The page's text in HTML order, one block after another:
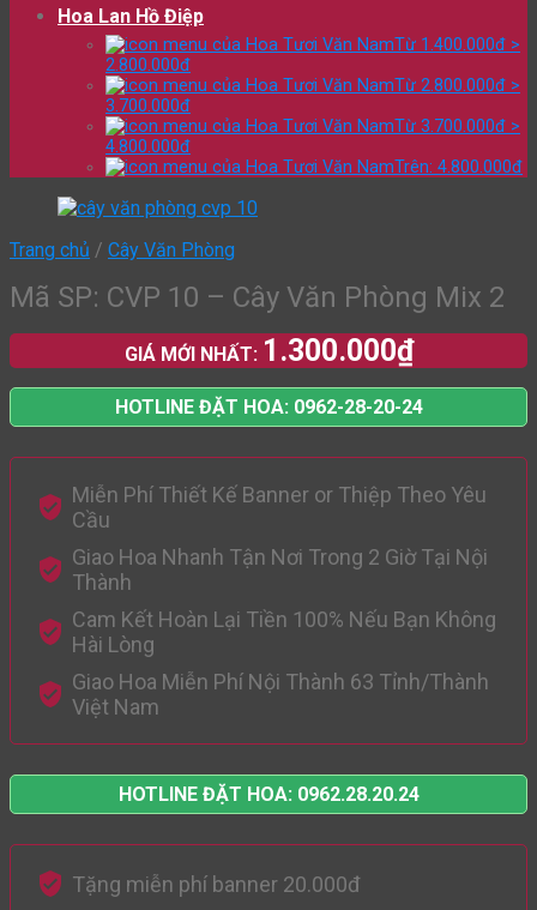
Hoa Lan Hồ Điệp
Từ 1.400.000đ >
2.800.000đ
Từ 2.800.000đ >
3.700.000đ
Từ 3.700.000đ >
4.800.000đ
Trên: 4.800.000đ
Trang chủ / Cây Văn Phòng
Mã SP: CVP 10 – Cây Văn Phòng Mix 2
GIÁ MỚI NHẤT: 1.300.000₫
HOTLINE ĐẶT HOA: 0962-28-20-24
Miễn Phí Thiết Kế Banner or Thiệp Theo Yêu
Cầu
Giao Hoa Nhanh Tận Nơi Trong 2 Giờ Tại Nội
Thành
Cam Kết Hoàn Lại Tiền 100% Nếu Bạn Không
Hài Lòng
Giao Hoa Miễn Phí Nội Thành 63 Tỉnh/Thành
Việt Nam
HOTLINE ĐẶT HOA: 0962.28.20.24
Tặng miễn phí banner 20.000đ